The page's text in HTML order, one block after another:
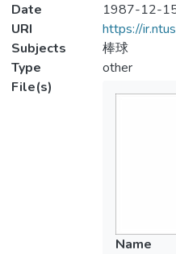
Date
1987-12-
URI
https://
Subjects
棒球
Type
other
File(s)
Name